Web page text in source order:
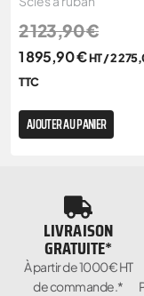
2 123,90€
1 895,90€HT /2
TTC
AJOUTER AU PANIER
LIVRAISON
GRATUITE*
À partir de 1000€ HT
de commande.*